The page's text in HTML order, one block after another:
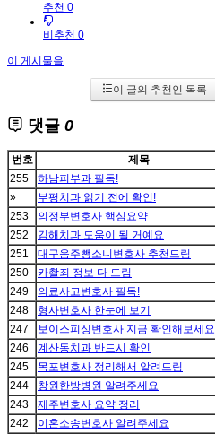
추천 0
비추천 0
이 게시물을
이 글의 추천인 목록
댓글 0
번호 제목
255
하남피부과 필독!
»
부평치과 읽기 전에 확인!
253
의정부변호사 핵심요약
252
김해치과 도움이 될 거예요
251
대구음주뺑소니변호사 추천드림
250
카촬죄 정보 다 드림
249
의료사고변호사 필독!
248
형사변호사 한눈에 보기
247
보이스피싱변호사 지금 확인해보세요
246
계산동치과 반드시 확인
245
목포변호사 정리해서 알려드림
244
창원한방병원 알려주세요
243
제주변호사 요약 정리
242
이혼소송변호사 알려주세요